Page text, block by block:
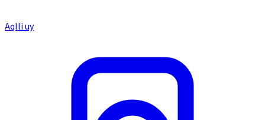
Aqlli uy